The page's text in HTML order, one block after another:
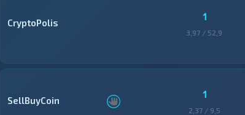
CryptoPolis 1
3,97 / 52,9
SellBuyCoin 1
2,37 / 9,5